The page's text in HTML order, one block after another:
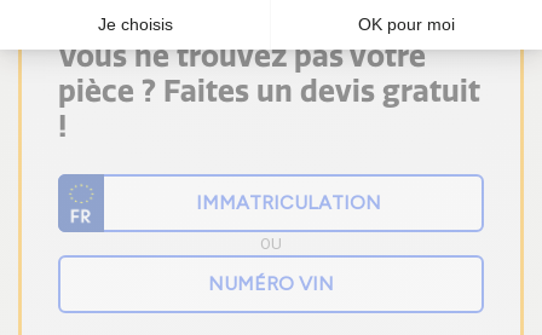
Vous ne trouvez pas votre
pièce ? Faites un devis gratuit
!
OU